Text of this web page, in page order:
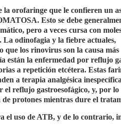
la orofaringe que le confieren un
Esto se debe
pero a veces cursa con
La odinofagia y la fiebre actuales,
los rinovirus son la causa más
están la enfermedad por reflujo
a repetición etcétera. Estas
a terapia analgésica
reflujo gastroesofágico, y, por lo
protones mientras dure el
el uso de ATB, y de lo contrario,